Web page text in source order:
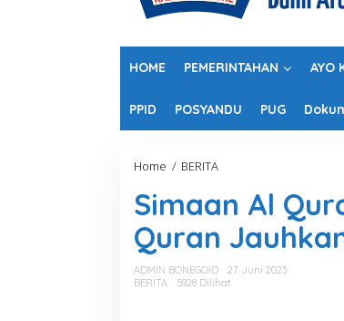
HOME PEMERINTAHAN AYO
PPID POSYANDU PUG
Home / BERITA
m
a
a
n
l
Simaan Al
Quran
ADMIN BONEGOID
27 Juni 2023
BERITA
5928 Dilihat